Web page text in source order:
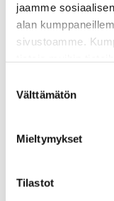
jaamme
alan
sivustoamme.
valinta
Välttämätön
Mieltymykset
Tilastot
SATL:n
palveluja.
kehittäminen,
SATL:n jäsen
osaamisen
Jollet ole
tapahtuu
tehtäessä.